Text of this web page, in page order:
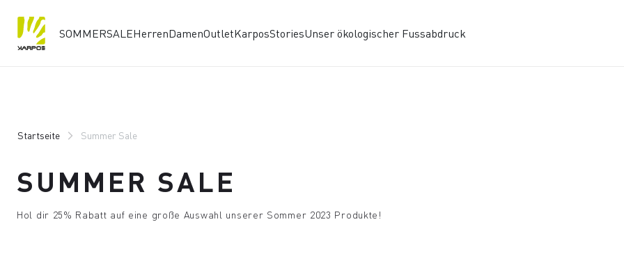
SOMMERSALEHerrenDamenOutletKarposStoriesUnser ökologischer Fussabdruck
Startseite Summer Sale
SUMMER SALE
Hol dir 25% Rabatt auf eine große Auswahl unserer Sommer 2023 Produkte!